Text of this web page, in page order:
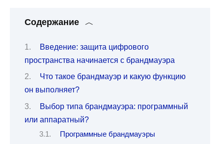
Содержание
Введение: защита цифрового
пространства начинается с брандмауэра
Что такое брандмауэр и какую функцию
он выполняет?
Выбор типа брандмауэра: программный
или аппаратный?
Программные брандмауэры